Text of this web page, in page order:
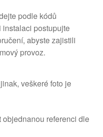
podle kódů
postupujte
abyste zajistili
provoz.
veškeré foto je
referenci dle